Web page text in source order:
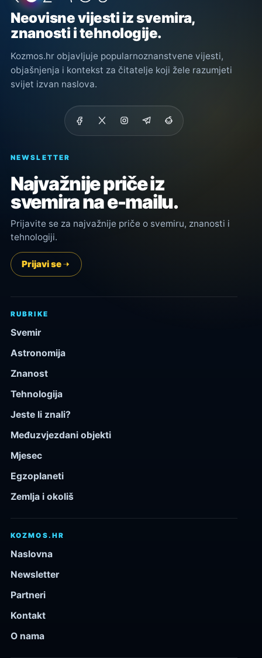
Neovisne vijesti iz svemira,
znanosti i tehnologije.
Kozmos.hr objavljuje popularnoznanstvene vijesti,
objašnjenja i kontekst za čitatelje koji žele razumjeti
svijet izvan naslova.
NEWSLETTER
Najvažnije priče iz
svemira na e-mailu.
Prijavite se za najvažnije priče o svemiru, znanosti i
tehnologiji.
Prijavi se
RUBRIKE
Svemir
Astronomija
Znanost
Tehnologija
Jeste li znali?
Međuzvjezdani objekti
Mjesec
Egzoplaneti
Zemlja i okoliš
KOZMOS.HR
Naslovna
Newsletter
Partneri
Kontakt
O nama